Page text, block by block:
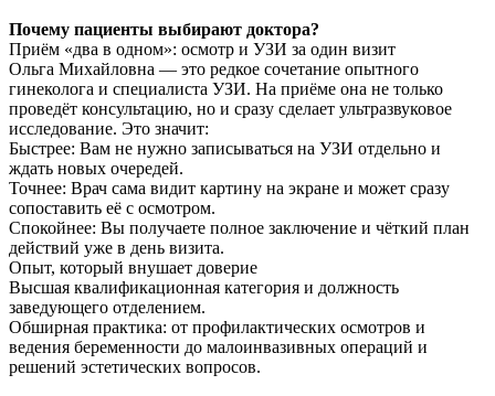
Почему пациенты выбирают доктора?
Приём «два в одном»: осмотр и УЗИ за один визит
Ольга Михайловна — это редкое сочетание опытного
гинеколога и специалиста УЗИ. На приёме она не только
проведёт консультацию, но и сразу сделает ультразвуковое
исследование. Это значит:
Быстрее: Вам не нужно записываться на УЗИ отдельно и
ждать новых очередей.
Точнее: Врач сама видит картину на экране и может сразу
сопоставить её с осмотром.
Спокойнее: Вы получаете полное заключение и чёткий план
действий уже в день визита.
Опыт, который внушает доверие
Высшая квалификационная категория и должность
заведующего отделением.
Обширная практика: от профилактических осмотров и
ведения беременности до малоинвазивных операций и
решений эстетических вопросов.